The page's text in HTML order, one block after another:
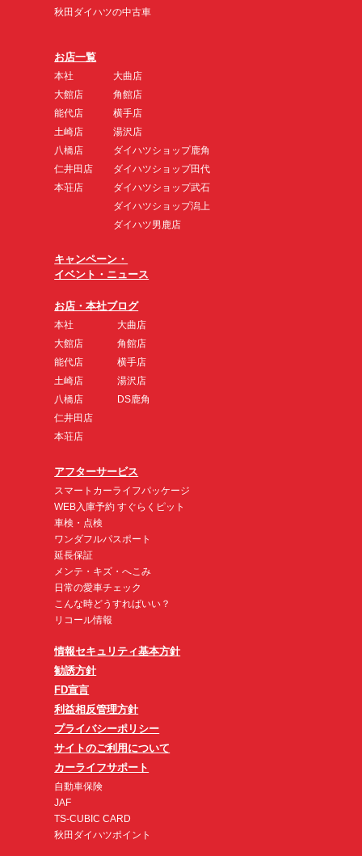
秋田ダイハツの中古車
お店一覧
本社
大館店
能代店
土崎店
八橋店
仁井田店
本荘店
大曲店
角館店
横手店
湯沢店
ダイハツショップ鹿角
ダイハツショップ田代
ダイハツショップ武石
ダイハツショップ潟上
ダイハツ男鹿店
キャンペーン・
イベント・ニュース
お店・本社ブログ
本社
大館店
能代店
土崎店
八橋店
仁井田店
本荘店
大曲店
角館店
横手店
湯沢店
DS鹿角
アフターサービス
スマートカーライフパッケージ
WEB入庫予約 すぐらくピット
車検・点検
ワンダフルパスポート
延長保証
メンテ・キズ・へこみ
日常の愛車チェック
こんな時どうすればいい？
リコール情報
情報セキュリティ基本方針
勧誘方針
FD宣言
利益相反管理方針
プライバシーポリシー
サイトのご利用について
カーライフサポート
自動車保険
JAF
TS-CUBIC CARD
秋田ダイハツポイント